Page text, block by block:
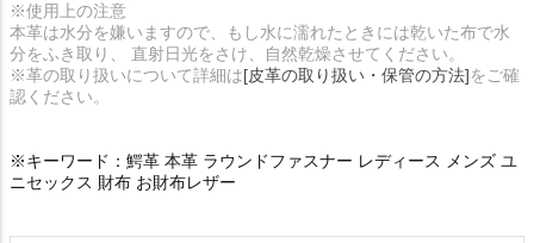
※使用上の注意
本革は水分を嫌いますので、もし水に濡れたときには乾いた布で水
分をふき取り、 直射日光をさけ、自然乾燥させてください。
※革の取り扱いについて詳細は[皮革の取り扱い・保管の方法]をご確
認ください。
※キーワード：鰐革 本革 ラウンドファスナー レディース メンズ ユ
ニセックス 財布 お財布レザー